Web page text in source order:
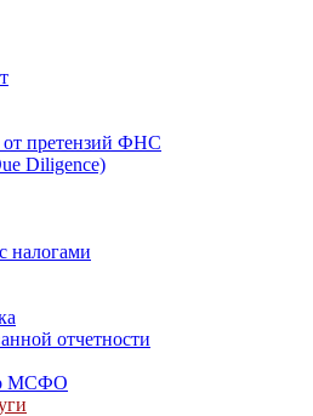
от претензий ФНС
Diligence)
налогами
отчетности
МСФО